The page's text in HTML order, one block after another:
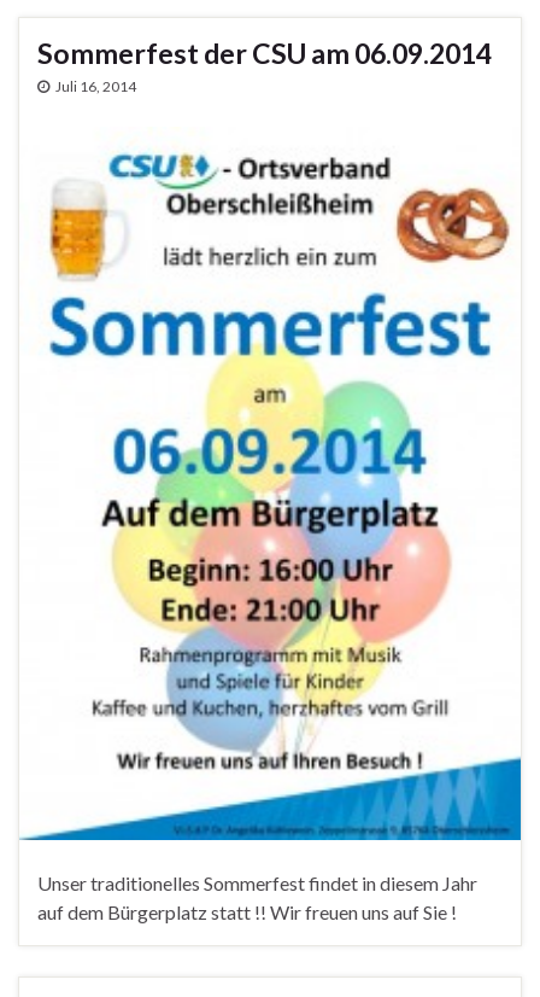
Sommerfest der CSU am 06.09.2014
Juli 16, 2014
Unser traditionelles Sommerfest findet in diesem Jahr
auf dem Bürgerplatz statt !! Wir freuen uns auf Sie !